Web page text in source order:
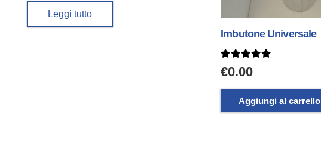
Leggi tutto
Imbutone Universale
€0.00
Aggiungi al carrello